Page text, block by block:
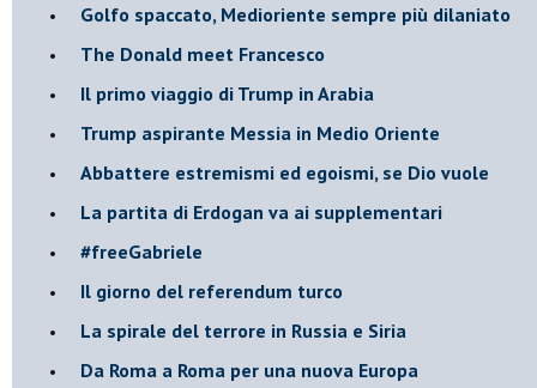
Golfo spaccato, Medioriente sempre più dilaniato
The Donald meet Francesco
Il primo viaggio di Trump in Arabia
Trump aspirante Messia in Medio Oriente
Abbattere estremismi ed egoismi, se Dio vuole
La partita di Erdogan va ai supplementari
#freeGabriele
Il giorno del referendum turco
La spirale del terrore in Russia e Siria
Da Roma a Roma per una nuova Europa